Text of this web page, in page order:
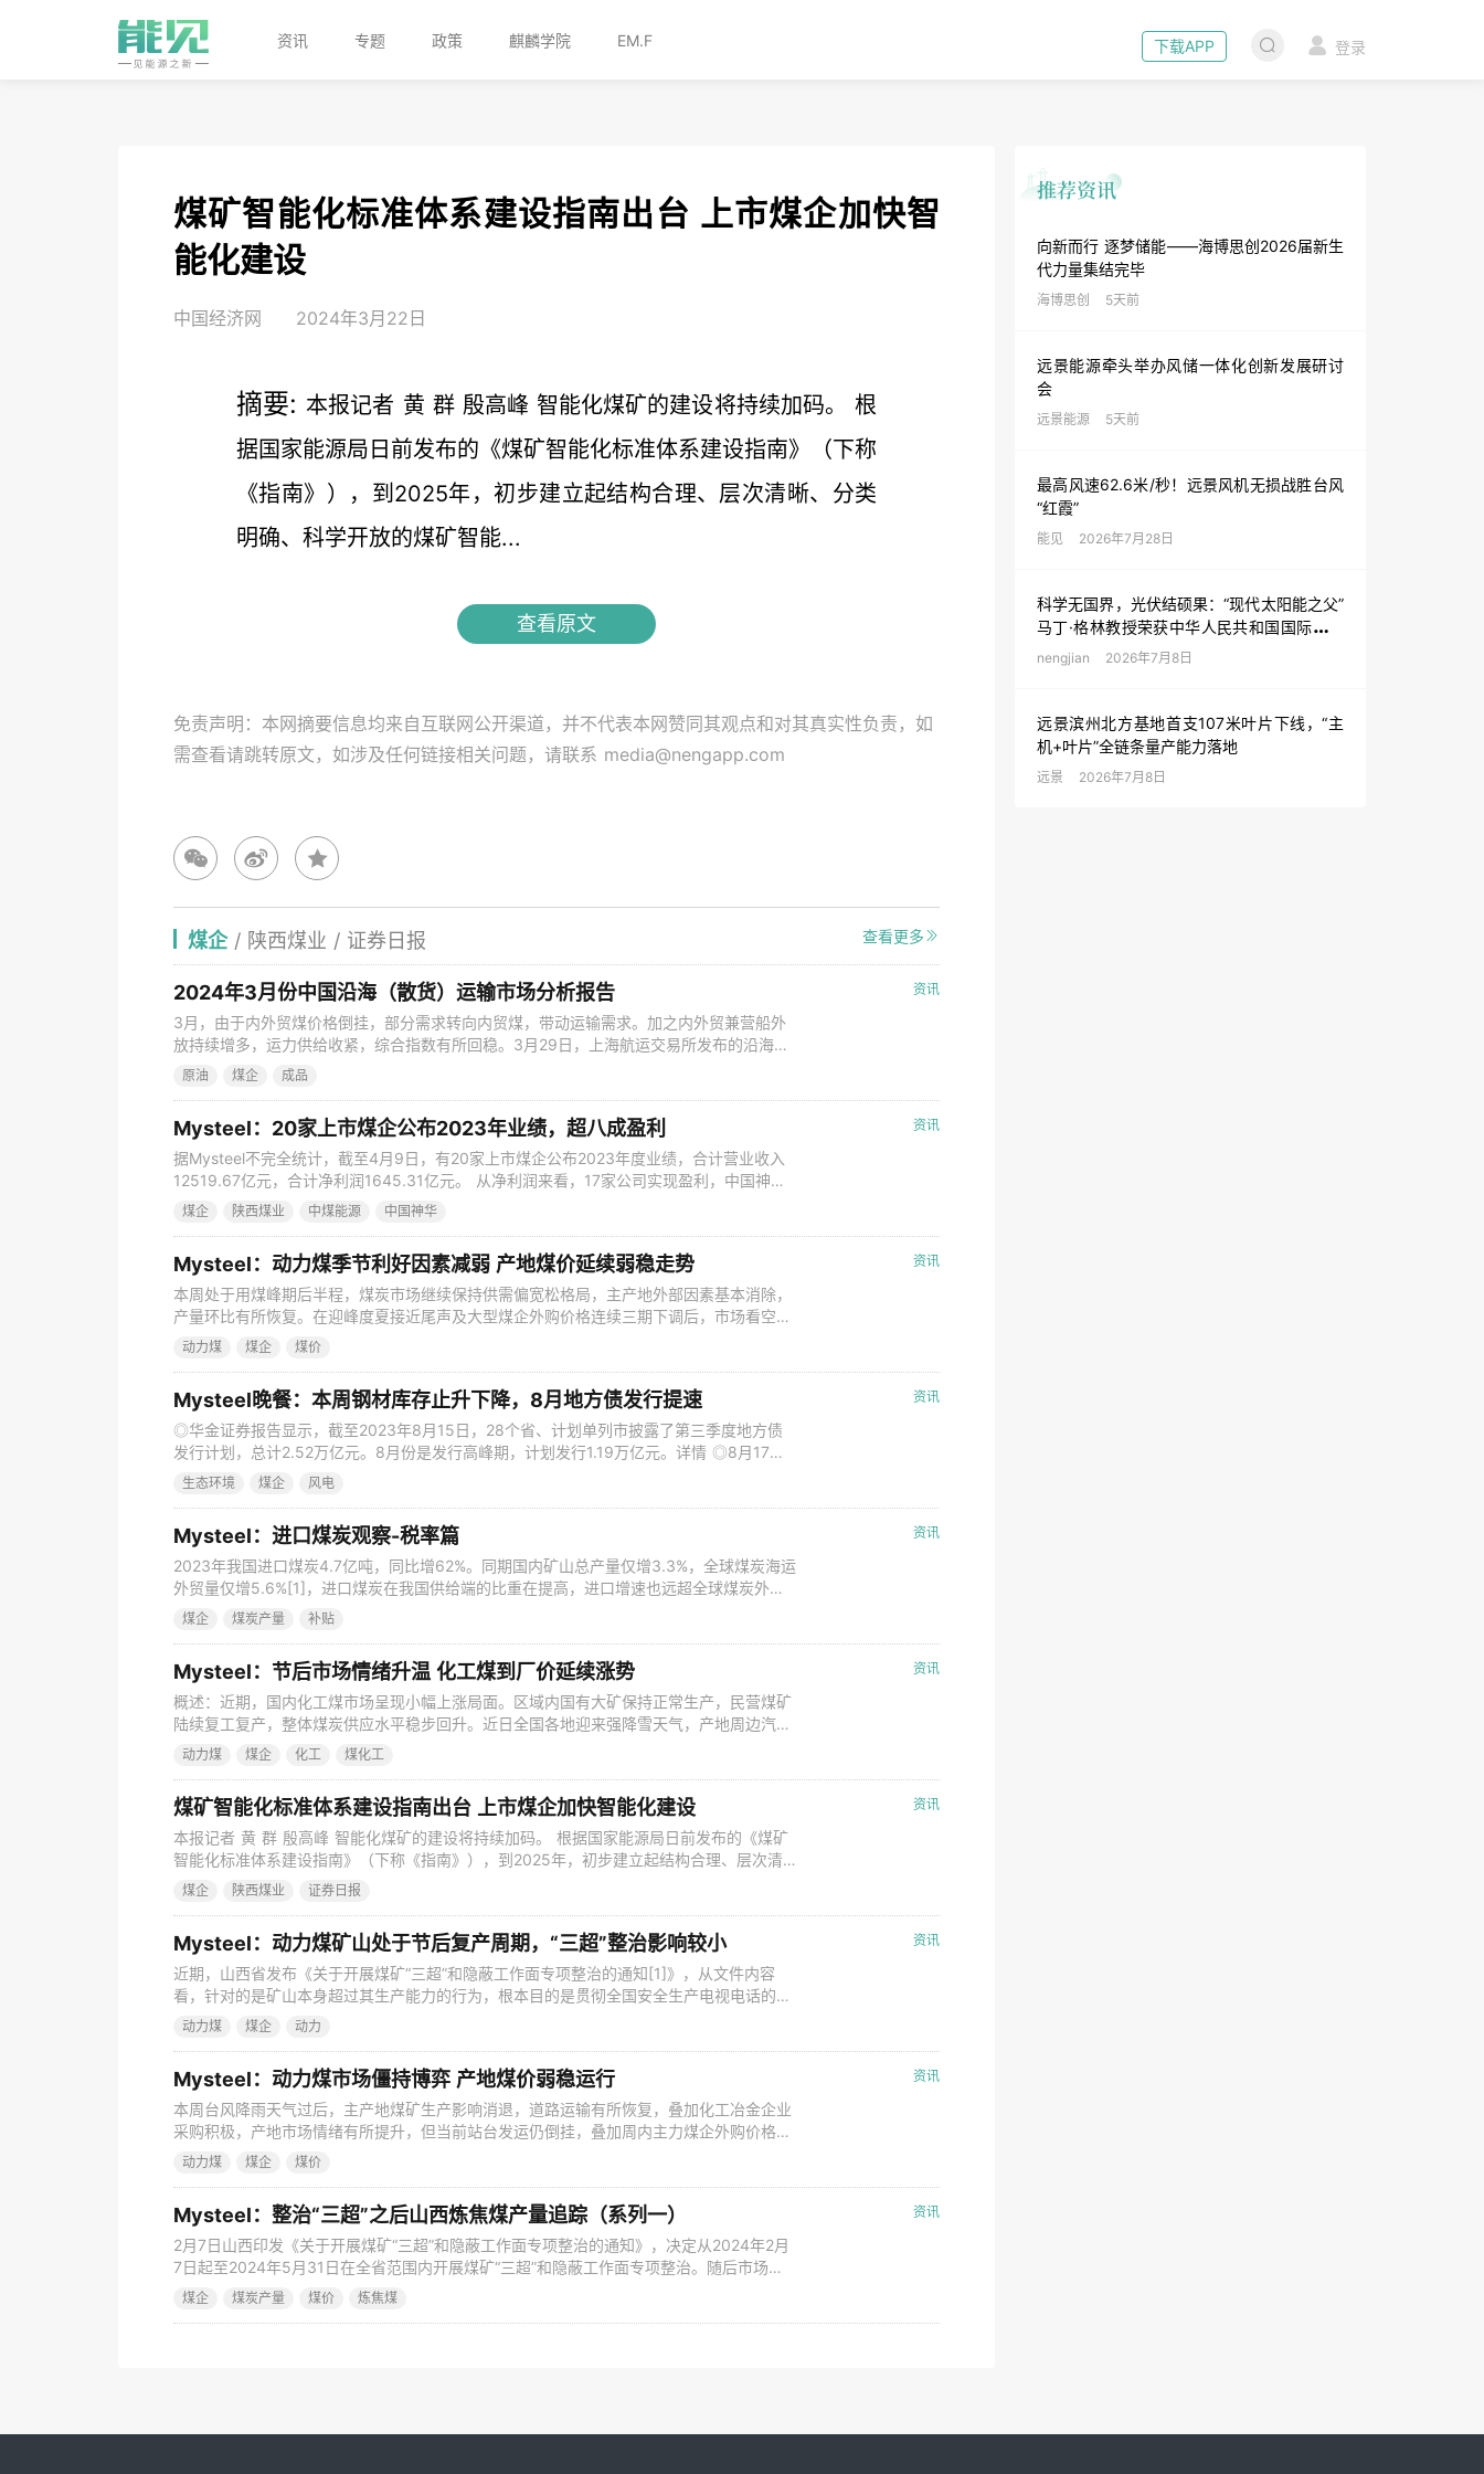
下载APP 登录
资讯 专题 政策 麒麟学院 EM.F
向新而行 逐梦储能——海博思创2026届新生
代力量集结完毕
海博思创 5天前
远景能源牵头举办风储一体化创新发展研讨
会
远景能源 5天前
最高风速62.6米/秒！远景风机无损战胜台风
“红霞”
能见 2026年7月28日
科学无国界，光伏结硕果：“现代太阳能之父”
马丁·格林教授荣获中华人民共和国国际科学
技术合作奖
nengjian 2026年7月8日
远景滨州北方基地首支107米叶片下线，“主
机+叶片”全链条量产能力落地
远景 2026年7月8日
煤矿智能化标准体系建设指南出台 上市煤企加快智
能化建设
中国经济网 2024年3月22日
摘要: 本报记者 黄 群 殷高峰 智能化煤矿的建设将持续加码。 根
据国家能源局日前发布的《煤矿智能化标准体系建设指南》（下称
《指南》），到2025年，初步建立起结构合理、层次清晰、分类
明确、科学开放的煤矿智能...
查看原文
免责声明：本网摘要信息均来自互联网公开渠道，并不代表本网赞同其观点和对其真实性负责，如
需查看请跳转原文，如涉及任何链接相关问题，请联系 media@nengapp.com
煤企/ 陕西煤业 / 证券日报 查看更多
资讯
2024年3月份中国沿海（散货）运输市场分析报告
3月，由于内外贸煤价格倒挂，部分需求转向内贸煤，带动运输需求。加之内外贸兼营船外
放持续增多，运力供给收紧，综合指数有所回稳。3月29日，上海航运交易所发布的沿海
（散货）综合运价指数报收961.36点， 比上月末上涨0.9%，月平均值为961.23点，与上月
原油 煤企 成品
资讯
Mysteel：20家上市煤企公布2023年业绩，超八成盈利
据Mysteel不完全统计，截至4月9日，有20家上市煤企公布2023年度业绩，合计营业收入
12519.67亿元，合计净利润1645.31亿元。 从净利润来看，17家公司实现盈利，中国神华
净利润596.94亿元排名第一，陕西煤业212.60亿元排在第二，兖矿能源201.40亿元位居第
煤企 陕西煤业 中煤能源 中国神华
资讯
Mysteel：动力煤季节利好因素减弱 产地煤价延续弱稳走势
本周处于用煤峰期后半程，煤炭市场继续保持供需偏宽松格局，主产地外部因素基本消除，
产量环比有所恢复。在迎峰度夏接近尾声及大型煤企外购价格连续三期下调后，市场看空情
绪持续加重，下游拉运较为谨慎，部分煤矿仍有库存压力，煤价延续弱稳运行。后续市场将
动力煤 煤企 煤价
资讯
Mysteel晚餐：本周钢材库存止升下降，8月地方债发行提速
◎华金证券报告显示，截至2023年8月15日，28个省、计划单列市披露了第三季度地方债
发行计划，总计2.52万亿元。8月份是发行高峰期，计划发行1.19万亿元。详情 ◎8月17
日，商务部数据显示，中国1-7月以美元计的对外非金融类直接投资同比增长10.6%。 ◎8
生态环境 煤企 风电
资讯
Mysteel：进口煤炭观察-税率篇
2023年我国进口煤炭4.7亿吨，同比增62%。同期国内矿山总产量仅增3.3%，全球煤炭海运
外贸量仅增5.6%[1]，进口煤炭在我国供给端的比重在提高，进口增速也远超全球煤炭外贸
增速。全球煤价2023年虽大幅下移，但海外跌幅更深，内外价差的扩大打开了进口利润空
煤企 煤炭产量 补贴
资讯
Mysteel：节后市场情绪升温 化工煤到厂价延续涨势
概述：近期，国内化工煤市场呈现小幅上涨局面。区域内国有大矿保持正常生产，民营煤矿
陆续复工复产，整体煤炭供应水平稳步回升。近日全国各地迎来强降雪天气，产地周边汽运
受阻拉运停滞，叠加节后终端客户补库需求释放，港口价格有所上浮，大型煤企外购价格也
动力煤 煤企 化工 煤化工
资讯
煤矿智能化标准体系建设指南出台 上市煤企加快智能化建设
本报记者 黄 群 殷高峰 智能化煤矿的建设将持续加码。 根据国家能源局日前发布的《煤矿
智能化标准体系建设指南》（下称《指南》），到2025年，初步建立起结构合理、层次清
晰、分类明确、科学开放的煤矿智能化标准体系，满足煤矿智能化建设基本需求；到2030
煤企 陕西煤业 证券日报
资讯
Mysteel：动力煤矿山处于节后复产周期，“三超”整治影响较小
近期，山西省发布《关于开展煤矿“三超”和隐蔽工作面专项整治的通知[1]》，从文件内容
看，针对的是矿山本身超过其生产能力的行为，根本目的是贯彻全国安全生产电视电话的会
议精神。该通知已经向市场传递出供给减量的预期，但近期矿山处于节后复产周期，复产提
动力煤 煤企 动力
资讯
Mysteel：动力煤市场僵持博弈 产地煤价弱稳运行
本周台风降雨天气过后，主产地煤矿生产影响消退，道路运输有所恢复，叠加化工冶金企业
采购积极，产地市场情绪有所提升，但当前站台发运仍倒挂，叠加周内主力煤企外购价格下
调，市场情绪受到一定程度打击，部分煤矿销售随之转弱，产地煤价支撑不强。后续市场将
动力煤 煤企 煤价
资讯
Mysteel：整治“三超”之后山西炼焦煤产量追踪（系列一）
2月7日山西印发《关于开展煤矿“三超”和隐蔽工作面专项整治的通知》，决定从2024年2月
7日起至2024年5月31日在全省范围内开展煤矿“三超”和隐蔽工作面专项整治。随后市场传
言山西部分国有大矿制定减产计划，但是由于当时处于春节假期期间，多数煤矿生产并未恢
煤企 煤炭产量 煤价 炼焦煤